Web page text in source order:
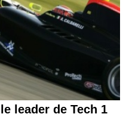
leader de Tech 1